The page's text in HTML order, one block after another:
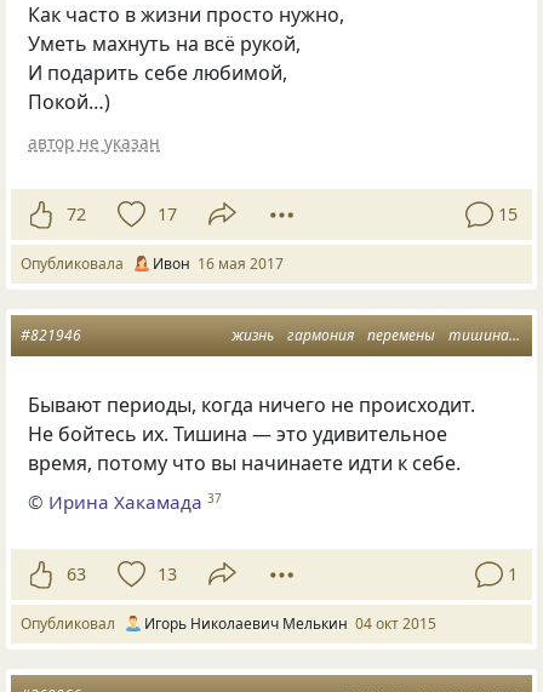
Как часто в жизни просто нужно,
Уметь махнуть на всё рукой,
И подарить себе любимой,
Покой…)
автор не указан
72 17 15
Опубликовала Ивон 16 мая 2017
жизнь гармония перемены тишина
#821946
Бывают периоды, когда ничего не происходит.
Не бойтесь их. Тишина — это удивительное
время, потому что вы начинаете идти к себе.
© Ирина Хакамада 37
63 13 1
Опубликовал Игорь Николаевич Мелькин 04 окт 2015